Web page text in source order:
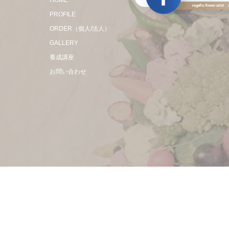
PROFILE
ORDER（個人/法人）
GALLERY
養成講座
お問い合わせ